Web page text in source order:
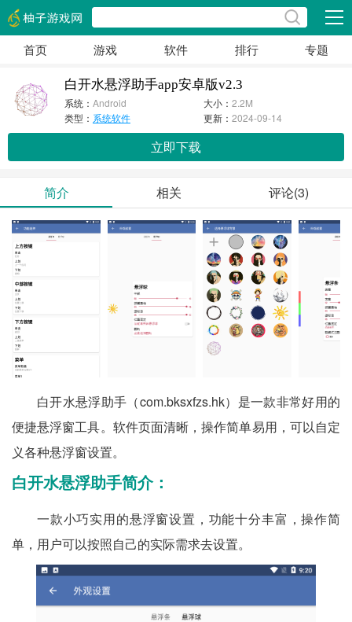
展开
首页 游戏 软件 排行 专题
白开水悬浮助手app安卓版v2.3
系统： Android 大小：2.2M
类型： 系统软件 更新：2024-09-14
立即下载
简介 相关 评论(3)
白开水悬浮助手（com.bksxfzs.hk）是一款非常好用的
便捷悬浮窗工具。软件页面清晰，操作简单易用，可以自定
义各种悬浮窗设置。
白开水悬浮助手简介：
一款小巧实用的悬浮窗设置，功能十分丰富，操作简
单，用户可以按照自己的实际需求去设置。